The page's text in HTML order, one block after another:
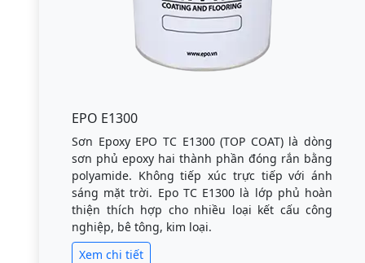
EPO E1300
Sơn Epoxy EPO TC E1300 (TOP COAT) là dòng
sơn phủ epoxy hai thành phần đóng rắn bằng
polyamide. Không tiếp xúc trực tiếp với ánh
sáng mặt trời. Epo TC E1300 là lớp phủ hoàn
thiện thích hợp cho nhiều loại kết cấu công
nghiệp, bê tông, kim loại.
Xem chi tiết